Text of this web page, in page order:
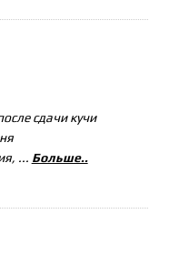
сдачи кучи
... Больше..